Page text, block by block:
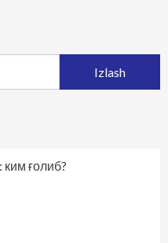
ғолиб?